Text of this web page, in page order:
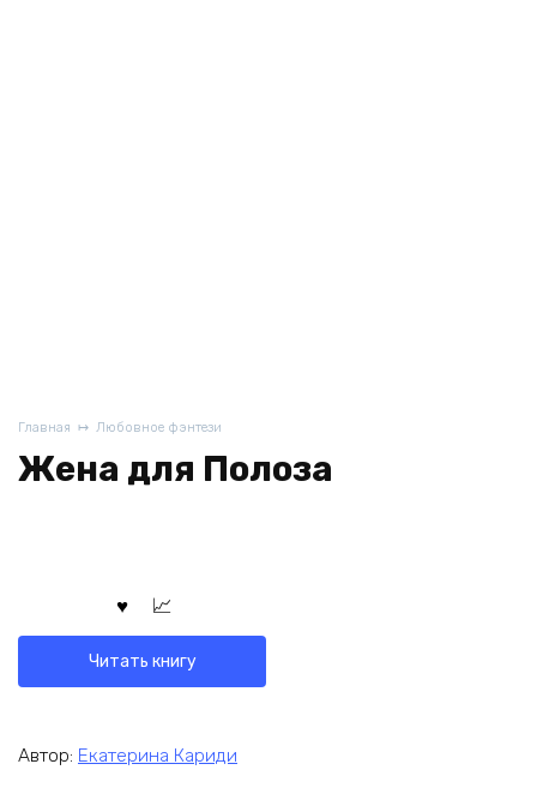
Главная Любовное фэнтези
Жена для Полоза
Читать книгу
Автор: Екатерина Кариди